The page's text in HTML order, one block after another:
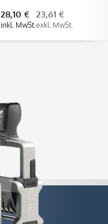
28,10 €
inkl. MwSt.
23,61 €
exkl. MwSt.